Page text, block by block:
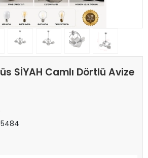
SİYAH Camlı Dörtlü Avize